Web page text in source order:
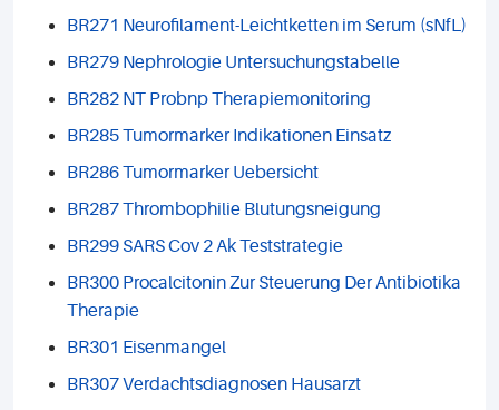
BR271 Neurofilament-Leichtketten im Serum (sNfL)
BR279 Nephrologie Untersuchungstabelle
BR282 NT Probnp Therapiemonitoring
BR285 Tumormarker Indikationen Einsatz
BR286 Tumormarker Uebersicht
BR287 Thrombophilie Blutungsneigung
BR299 SARS Cov 2 Ak Teststrategie
BR300 Procalcitonin Zur Steuerung Der Antibiotika
Therapie
BR301 Eisenmangel
BR307 Verdachtsdiagnosen Hausarzt